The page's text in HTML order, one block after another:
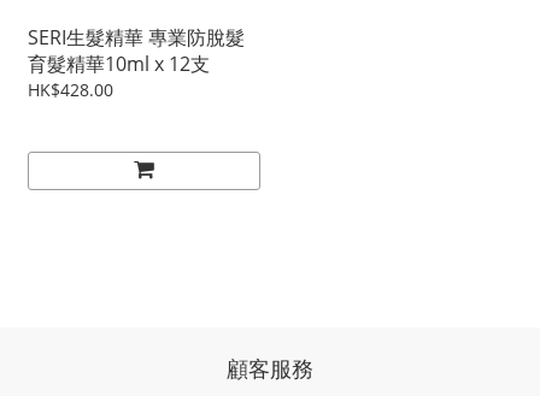
SERI生髮精華 專業防脫髮
育髮精華10ml x 12支
HK$428.00
顧客服務